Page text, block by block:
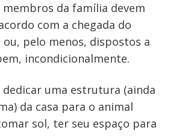
membros da família devem
com a chegada do
ou, pelo menos, dispostos a
incondicionalmente.
dedicar uma estrutura (ainda
da casa para o animal
sol, ter seu espaço para